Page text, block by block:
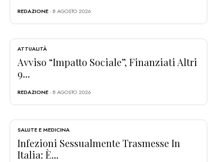
REDAZIONE- 8 AGOSTO 2026
ATTUALITÀ
Avviso “Impatto Sociale”, Finanziati Altri
9...
REDAZIONE- 8 AGOSTO 2026
SALUTE E MEDICINA
Infezioni Sessualmente Trasmesse In
Italia: È...